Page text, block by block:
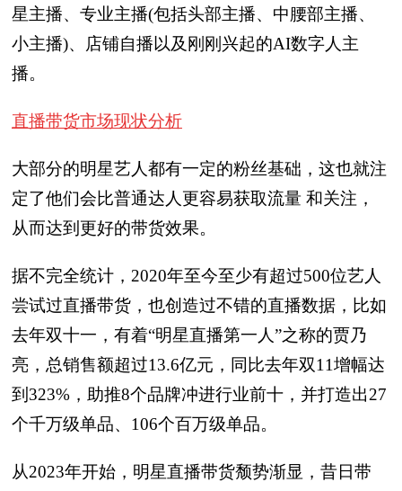
星主播、专业主播(包括头部主播、中腰部主播、
小主播)、店铺自播以及刚刚兴起的AI数字人主
播。
直播带货市场现状分析
大部分的明星艺人都有一定的粉丝基础，这也就注
定了他们会比普通达人更容易获取流量 和关注，
从而达到更好的带货效果。
据不完全统计，2020年至今至少有超过500位艺人
尝试过直播带货，也创造过不错的直播数据，比如
去年双十一，有着“明星直播第一人”之称的贾乃
亮，总销售额超过13.6亿元，同比去年双11增幅达
到323%，助推8个品牌冲进行业前十，并打造出27
个千万级单品、106个百万级单品。
从2023年开始，明星直播带货颓势渐显，昔日带